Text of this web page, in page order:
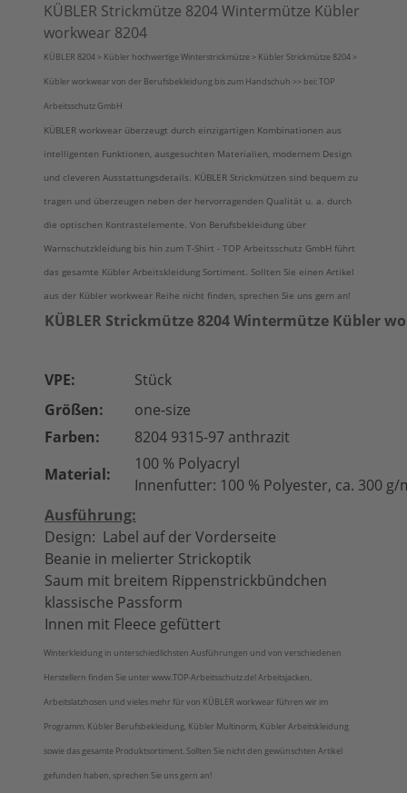
KÜBLER Strickmütze 8204 Wintermütze Kübler
workwear 8204
KÜBLER 8204 > Kübler hochwertige Winterstrickmütze > Kübler Strickmütze 8204 >
Kübler workwear von der Berufsbekleidung bis zum Handschuh >> bei: TOP
Arbeitsschutz GmbH
KÜBLER workwear überzeugt durch einzigartigen Kombinationen aus
intelligenten Funktionen, ausgesuchten Materialien, modernem Design
und cleveren Ausstattungsdetails. KÜBLER Strickmützen sind bequem zu
tragen und überzeugen neben der hervorragenden Qualität u. a. durch
die optischen Kontrastelemente. Von Berufsbekleidung über
Warnschutzkleidung bis hin zum T-Shirt - TOP Arbeitsschutz GmbH führt
das gesamte Kübler Arbeitskleidung Sortiment. Sollten Sie einen Artikel
aus der Kübler workwear Reihe nicht finden, sprechen Sie uns gern an!
KÜBLER Strickmütze 8204 Wintermütze Kübler
VPE:
Stück
Größen:
one-size
Farben:
8204 9315-97 anthrazit
Material:
100 % Polyacryl
Innenfutter: 100 % Polyester, ca. 300 g/
Ausführung:
Design: Label auf der Vorderseite
Beanie in melierter Strickoptik
Saum mit breitem Rippenstrickbündchen
klassische Passform
Innen mit Fleece gefüttert
Winterkleidung in unterschiedlichsten Ausführungen und von verschiedenen
Herstellern finden Sie unter www.TOP-Arbeitsschutz.de! Arbeitsjacken,
Arbeitslatzhosen und vieles mehr für von KÜBLER workwear führen wir im
Programm. Kübler Berufsbekleidung, Kübler Multinorm, Kübler Arbeitskleidung
sowie das gesamte Produktsortiment. Sollten Sie nicht den gewünschten Artikel
gefunden haben, sprechen Sie uns gern an!